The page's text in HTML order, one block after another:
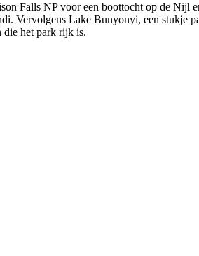
Falls NP voor een boottocht op de Nijl
Vervolgens Lake Bunyonyi, een stukje
die het park rijk is.